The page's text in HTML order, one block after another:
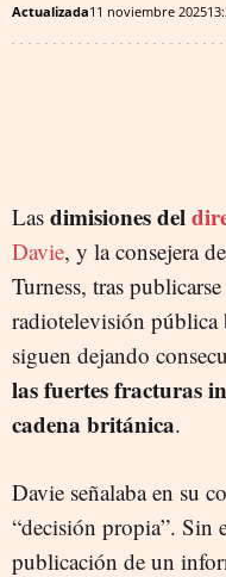
Actualizada11 noviembre 2025
Las dimisiones del
Davie, y la consejera
Turness, tras
radiotelevisión pública
siguen dejando
las fuertes fracturas
cadena británica.
Davie señalaba en su
“decisión propia”. Sin
publicación de un